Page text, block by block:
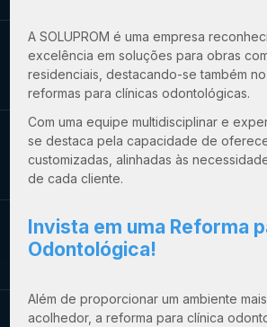
A SOLUPROM é uma empresa
excelência em soluções para obras
residenciais, destacando-se também
reformas para clínicas odontológicas.
Com uma equipe multidisciplinar e
se destaca pela capacidade de
customizadas, alinhadas às
de cada cliente.
Invista em uma Reforma
Odontológica!
Além de proporcionar um ambiente
acolhedor, a reforma para clínica